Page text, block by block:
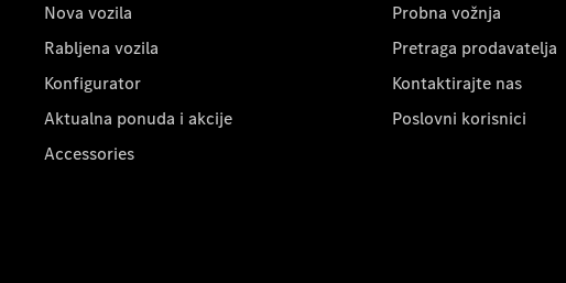
Nova vozila
Rabljena vozila
Konfigurator
Aktualna ponuda i akcije
Accessories
Probna vožnja
Pretraga prodavatelja
Kontaktirajte nas
Poslovni korisnici